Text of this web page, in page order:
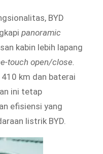
BYD
panoramic
kabin lebih lapang
touch open/close.
km dan baterai
ini tetap
efisiensi yang
listrik BYD.